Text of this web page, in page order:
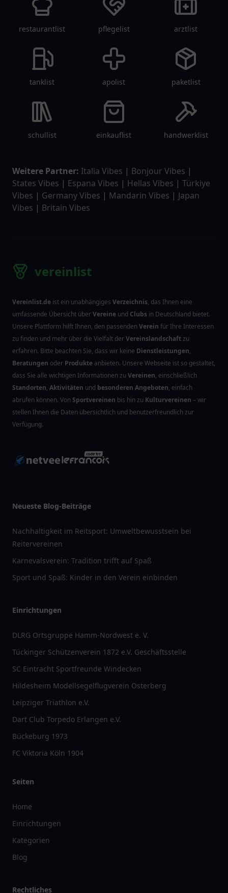
restaurantlist pflegelist arztlist
tanklist apolist paketlist
schullist einkauflist handwerklist
Weitere Partner: Italia Vibes | Bonjour Vibes |
States Vibes | Espana Vibes | Hellas Vibes | Türkiye
Vibes | Germany Vibes | Mandarin Vibes | Japan
Vibes | Britain Vibes
vereinlist
Vereinlist.de ist ein unabhängiges Verzeichnis, das Ihnen eine
umfassende Übersicht überVereine und Clubs in Deutschland bietet.
Unsere Plattform hilft Ihnen, den passendenVerein für Ihre Interessen
zu finden und mehr über die Vielfalt derVereinslandschaftzu
erfahren. Bitte beachten Sie, dass wir keine Dienstleistungen,
Beratungen oder Produkte anbieten. Unsere Webseite ist so gestaltet,
dass Sie alle wichtigen Informationen zu Vereinen, einschließlich
Standorten, Aktivitäten und besonderen Angeboten, einfach
abrufen können. VonSportvereinen bis hin zu Kulturvereinen – wir
stellen Ihnen die Daten übersichtlich und benutzerfreundlich zur
Verfügung.
Neueste Blog-Beiträge
Nachhaltigkeit im Reitsport: Umweltbewusstsein bei
Reitervereinen
Karnevalsverein: Tradition trifft auf Spaß
Sport und Spaß: Kinder in den Verein einbinden
Einrichtungen
DLRG Ortsgruppe Hamm-Nordwest e. V.
Tückinger Schützenverein 1872 e.V. Geschäftsstelle
SC Eintracht Sportfreunde Windecken
Hildesheim Modellsegelflugverein Osterberg
Leipziger Triathlon e.V.
Dart Club Torpedo Erlangen e.V.
Bückeburg 1973
FC Viktoria Köln 1904
Seiten
Home
Einrichtungen
Kategorien
Blog
Rechtliches